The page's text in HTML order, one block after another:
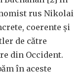
rus Nikolai
coerente și
de către
din Occident.
în aceste